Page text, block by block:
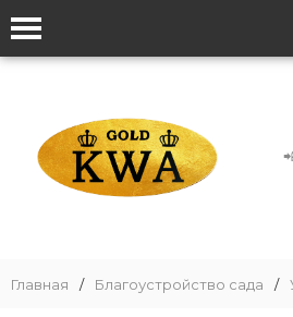
Главная / Благоустройство сада /